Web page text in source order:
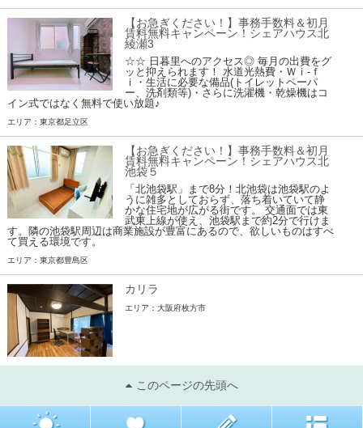
【お急ぎください！】事務手数料＆初月
賃料無料キャンペーン！シェアハウス北
綾瀬3
☆☆ 日暮里へのアクセス◎ 毎月の出費をグ
ッと抑えられます！ 水道光熱費・Ｗｉ-ｆ
ｉ・生活に必要な備品(トイレットペーパ
ー、洗剤類等)・さらに洗濯機・乾燥機はコ
イン式ではなく無料で使い放題♪
エリア：東京都足立区
【お急ぎください！】事務手数料＆初月
賃料無料キャンペーン！シェアハウス北
池袋５
「北池袋駅」まで8分！北池袋は池袋駅のよ
うに雑多としておらず、落ち着いていて静
かな住宅地が広がる街です。 交通面では東
武東上線が使え、池袋駅まで約2分で行けま
す。隣の池袋駅周辺は商業施設が豊富にあるので、欲しいものはすべ
て買える環境です。
エリア：東京都豊島区
カリラ
エリア：大阪府枚方市
このページの先頭へ